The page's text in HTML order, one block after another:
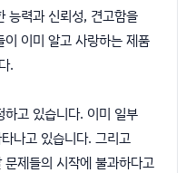
능력과 신뢰성, 견고함을
이미 알고 사랑하는 제품
.
고 있습니다. 이미 일부
나고 있습니다. 그리고
제들의 시작에 불과하다고